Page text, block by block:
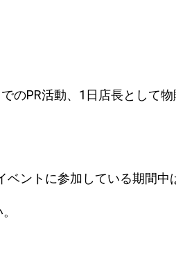
PR活動、1日店長として
ントに参加している期間